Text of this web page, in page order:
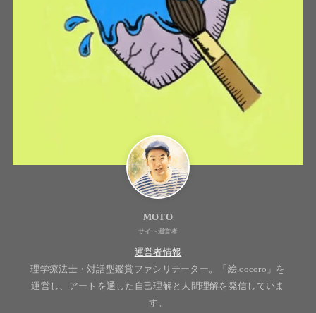
MOTO
サイト運営者
運営者情報
理学療法士・対話型鑑賞ファシリテーター。「絵.cocoro」を
運営し、アートを通した自己理解と人間理解を発信していま
す。